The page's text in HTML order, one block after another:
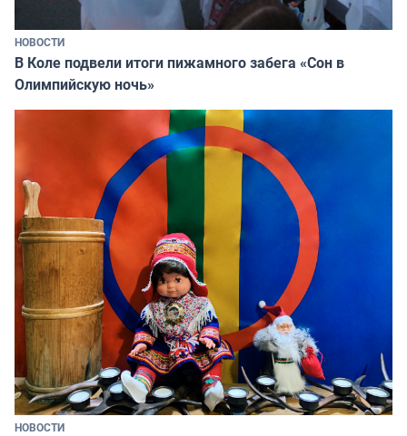
НОВОСТИ
В Коле подвели итоги пижамного забега «Сон в
Олимпийскую ночь»
НОВОСТИ